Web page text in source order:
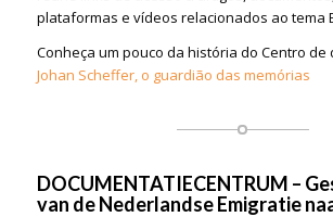
plataformas e vídeos relacionados ao tema
Conheça um pouco da história do Centro de
Johan Scheffer, o guardião das memórias
DOCUMENTATIECENTRUM –
van de Nederlandse Emigratie